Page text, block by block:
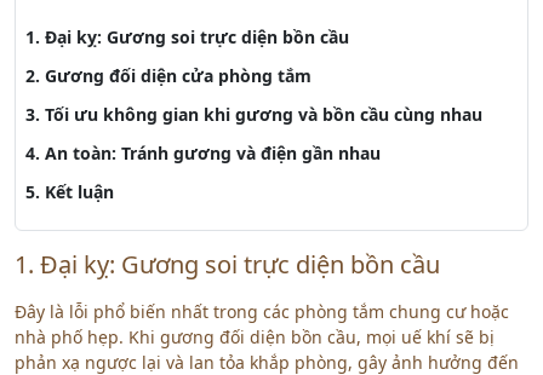
1. Đại kỵ: Gương soi trực diện bồn cầu
2. Gương đối diện cửa phòng tắm
3. Tối ưu không gian khi gương và bồn cầu cùng nhau
4. An toàn: Tránh gương và điện gần nhau
5. Kết luận
1. Đại kỵ: Gương soi trực diện bồn cầu
Đây là lỗi phổ biến nhất trong các phòng tắm chung cư hoặc
nhà phố hẹp. Khi gương đối diện bồn cầu, mọi uế khí sẽ bị
phản xạ ngược lại và lan tỏa khắp phòng, gây ảnh hưởng đến